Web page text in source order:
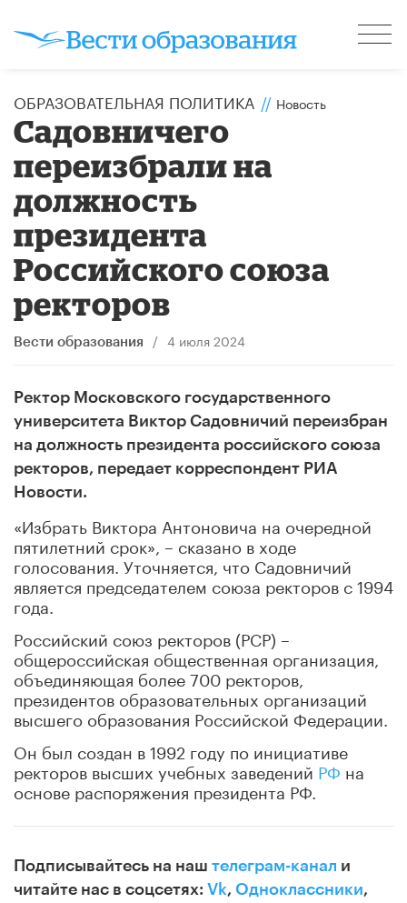
ОБРАЗОВАТЕЛЬНАЯ ПОЛИТИКА // Новость
Садовничего
переизбрали на
должность
президента
Российского союза
ректоров
Вести образования / 4 июля 2024
Ректор Московского государственного
университета Виктор Садовничий переизбран
на должность президента российского союза
ректоров, передает корреспондент РИА
Новости.
«Избрать Виктора Антоновича на очередной
пятилетний срок», – сказано в ходе
голосования. Уточняется, что Садовничий
является председателем союза ректоров с 1994
года.
Российский союз ректоров (РСР) –
общероссийская общественная организация,
объединяющая более 700 ректоров,
президентов образовательных организаций
высшего образования Российской Федерации.
Он был создан в 1992 году по инициативе
ректоров высших учебных заведений РФ на
основе распоряжения президента РФ.
Подписывайтесь на наш телеграм-канал и
читайте нас в соцсетях: Vk, Одноклассники,